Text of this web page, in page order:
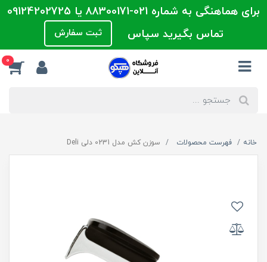
برای هماهنگی به شماره 021-88300171 یا 09124202725
تماس بگیرید سپاس
ثبت سفارش
0
خانه فهرست محصولات سوزن کش مدل 0231 دلی Deli